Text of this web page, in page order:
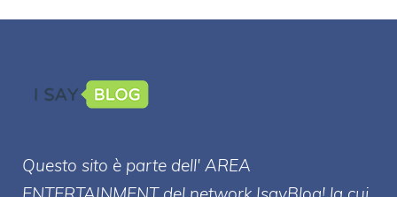
Questo sito è parte dell' AREA